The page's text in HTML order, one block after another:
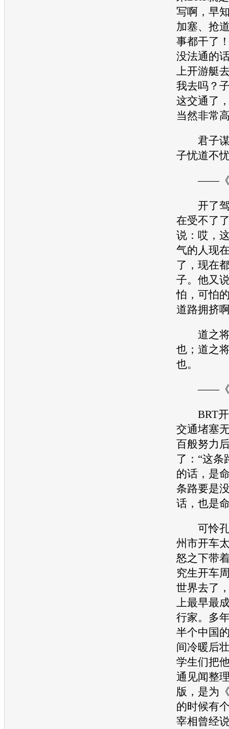
写啊，早
加塞、抢
事都干了
没法通的
上开游艇
我去吗？
这交通了
当然非常
君子谋
子忧道不
——《论
开了驾
在受不了
说：哎，
气的人现
了，现在
子。他又
怕，可怕
道路拥挤
道之将
也；道之
也。
——《论
BRT开
交通堵塞
百般努力
了：“这条
的话，是
条路要是
话，也是
可怜孔
州市开车
怒之下带
究生开车
世界去了
上最早最
行家。多
半个中国
间冷暖后
学生们把
通 见闻整
版，是为
的时候有
宰相曾经